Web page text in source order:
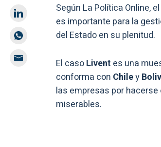
Según La Política Online,
es importante para la
del Estado en su plenitud.
El casoLivent es una
conforma con Chiley
las empresas por
miserables.